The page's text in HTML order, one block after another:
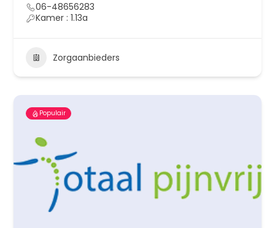
06-48656283
Kamer : 1.13a
Zorgaanbieders
Populair